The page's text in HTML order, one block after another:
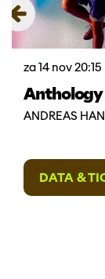
Anthology
ANDREAS
za 14 nov20:15
DATA &